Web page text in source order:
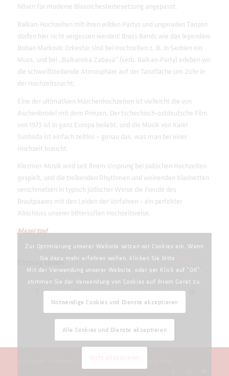
Nilsen für moderne Blasorchesterbesetzung angepasst.
Balkan-Hochzeiten mit ihren wilden Partys und ungeraden Tänzen
dürfen hier nicht vergessen werden! Brass Bands wie das legendäre
Boban Markovic Orkestar sind bei Hochzeiten z. B. in Serbien ein
Muss, und bei „Balkanska Zabava” (serb. Balkan-Party) erleben wir
die schweißtreibende Atmosphäre auf der Tanzfläche um 2Uhr in
der Hochzeitsnacht.
Eine der ultimativen Märchenhochzeiten ist vielleicht die von
Aschenbrödel mit dem Prinzen. Der tschechisch-ostdeutsche Film
von 1973 ist in ganz Europa beliebt, und die Musik von Karel
Svoboda ist einfach zeitlos – genau das, was man bei einer
Hochzeit braucht.
Klezmer-Musik wird seit ihrem Ursprung bei jüdischen Hochzeiten
gespielt, und die treibenden Rhythmen und weinenden Klarinetten
verschmelzen in typisch jüdischer Weise die Freude des
Brautpaares mit den Leiden der Vorfahren – ein perfekter
Abschluss unserer bittersüßen Hochzeitsreise.
Mazel tov!
Eintrag teilen
© Copyright - Stadtmusik Lörrach e.V. 1756 - Enfold Theme by Kriesi
Zur Optimierung unserer Website setzen wir Cookies ein. Wenn
Sie dazu mehr erfahren wollen, klicken Sie bitte hier.
Mit der Verwendung unserer Website, oder per Klick auf "OK",
stimmen Sie der Verwendung von Cookies auf Ihrem Gerät zu.
Notwendige Cookies und Dienste akzeptieren
Alle Cookies und Dienste akzeptieren
Nicht akzeptieren